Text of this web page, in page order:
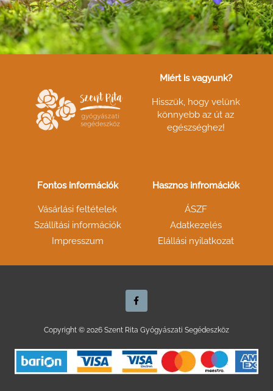
Miért is vagyunk?
Hisszük, hogy velünk
könnyebb az út az
egészséghez!
Fontos információk
Vásárlási feltételek
Szállítási információk
Impresszum
Hasznos infromációk
ÁSZF
Adatkezelés
Elállási nyilatkozat
a
c
e
o
k
-
f
Copyright © 2026 Szent Rita Gyógyászati Segédeszköz